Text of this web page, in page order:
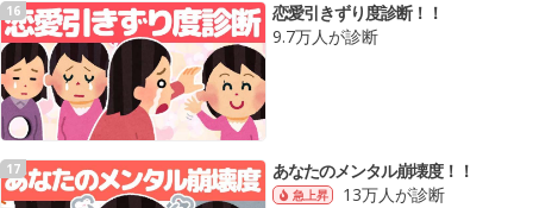
16
恋愛引きずり度診断！！
9.7万人が診断
17 あなたのメンタル崩壊度！！
急上昇 13万人が診断